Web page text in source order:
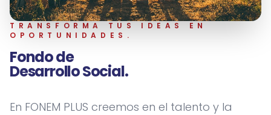
TRANSFORMA TUS IDEAS EN
OPORTUNIDADES.
Fondo de
Desarrollo Social.
En FONEM PLUS creemos en el talento y la